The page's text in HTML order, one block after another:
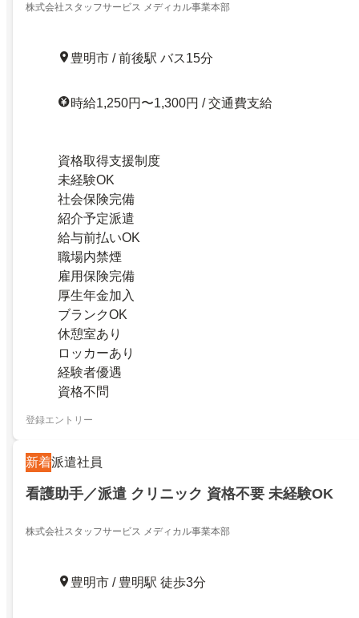
株式会社スタッフサービス メディカル事業本部
豊明市 / 前後駅 バス15分
時給1,250円〜1,300円 / 交通費支給
資格取得支援制度
未経験OK
社会保険完備
紹介予定派遣
給与前払いOK
職場内禁煙
雇用保険完備
厚生年金加入
ブランクOK
休憩室あり
ロッカーあり
経験者優遇
資格不問
登録エントリー
新着派遣社員
看護助手／派遣 クリニック 資格不要 未経験OK
株式会社スタッフサービス メディカル事業本部
豊明市 / 豊明駅 徒歩3分